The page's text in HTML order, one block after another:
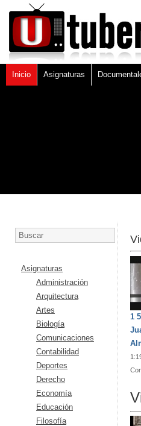
Inicio Asignaturas
Asignaturas
Administración
Arquitectura
Artes
Biología
Comunicaciones
Contabilidad
Deportes
Derecho
Economía
Educación
Filosofía
1